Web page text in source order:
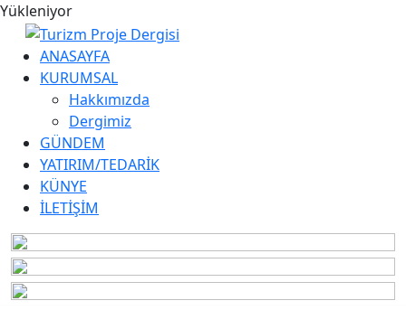
Yükleniyor
ANASAYFA
KURUMSAL
Hakkımızda
Dergimiz
GÜNDEM
YATIRIM/TEDARİK
KÜNYE
İLETİŞİM